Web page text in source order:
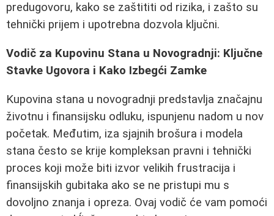
predugovoru, kako se zaštititi od rizika, i zašto su
tehnički prijem i upotrebna dozvola ključni.
Vodič za Kupovinu Stana u Novogradnji: Ključne
Stavke Ugovora i Kako Izbegći Zamke
Kupovina stana u novogradnji predstavlja značajnu
životnu i finansijsku odluku, ispunjenu nadom u nov
početak. Međutim, iza sjajnih brošura i modela
stana često se krije kompleksan pravni i tehnički
proces koji može biti izvor velikih frustracija i
finansijskih gubitaka ako se ne pristupi mu s
dovoljno znanja i opreza. Ovaj vodič će vam pomoći